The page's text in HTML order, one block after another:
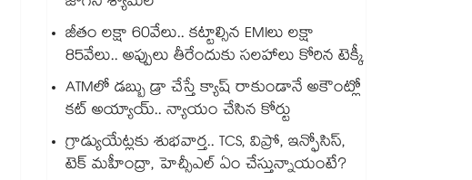
జీతం లక్షా 60వేలు.. కట్టాల్సిన EMIలు లక్షా
85వేలు.. అప్పులు తీరేందుకు సలహాలు కోరిన టెక్కీ
ATMలో డబ్బు డ్రా చేస్తే క్యాష్ రాకుండానే అకౌంట్లో
కట్ అయ్యాయ్.. న్యాయం చేసిన కోర్టు
గ్రాడ్యుయేట్లకు శుభవార్త.. TCS, విప్రో, ఇన్ఫోసిస్,
టెక్ మహీంద్రా, హెచ్సీఎల్ ఏం చేస్తున్నాయంటే?